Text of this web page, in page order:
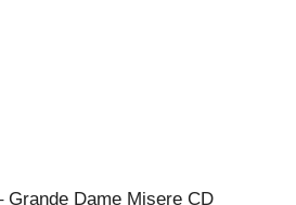
Grande Dame Misere CD